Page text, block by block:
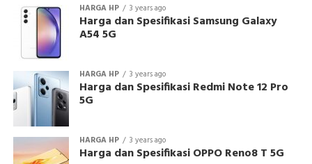
HARGA HP 3 years ago
Harga dan Spesifikasi Samsung Galaxy
A54 5G
HARGA HP 3 years ago
Harga dan Spesifikasi Redmi Note 12 Pro
5G
HARGA HP 3 years ago
Harga dan Spesifikasi OPPO Reno8 T 5G